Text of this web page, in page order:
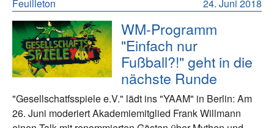
24. Juni 2018
Feuilleton
WM-Programm
"Einfach nur
Fußball?!" geht in die
nächste Runde
"Gesellschatfsspiele e.V." lädt ins "YAAM" in Berlin: Am
26. Juni moderiert Akademiemitglied Frank Willmann